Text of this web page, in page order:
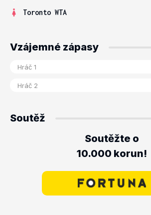
Toronto WTA
Vzájemné zápasy
Soutěž
Soutěžte o
10.000 korun!